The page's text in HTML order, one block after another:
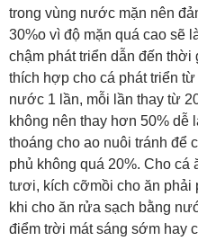
trong vùng nước mặn nên
30%­­o­ vì độ mặn quá cao sẽ
chậm phát triển dẫn đến
thích hợp cho cá phát triển
nước 1 lần, mỗi lần thay từ
không nên thay hơn 50% dễ
thoáng cho ao nuôi tránh để
phủ không quá 20%. Cho
tươi, kích cỡmồi cho ăn
khi cho ăn rửa sạch bằng
điểm trời mát sáng sớm hay